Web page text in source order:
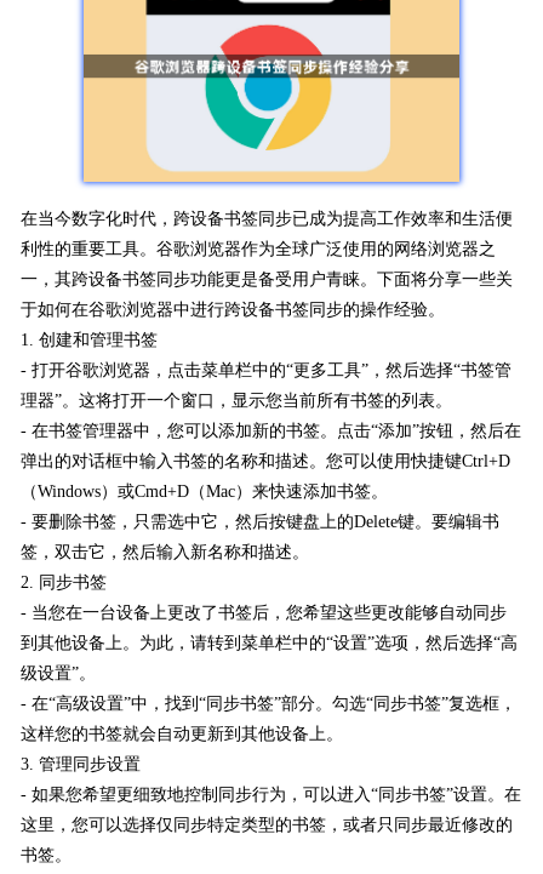
在当今数字化时代，跨设备书签同步已成为提高工作效率和生活便
利性的重要工具。谷歌浏览器作为全球广泛使用的网络浏览器之
一，其跨设备书签同步功能更是备受用户青睐。下面将分享一些关
于如何在谷歌浏览器中进行跨设备书签同步的操作经验。
1. 创建和管理书签
- 打开谷歌浏览器，点击菜单栏中的“更多工具”，然后选择“书签管
理器”。这将打开一个窗口，显示您当前所有书签的列表。
- 在书签管理器中，您可以添加新的书签。点击“添加”按钮，然后在
弹出的对话框中输入书签的名称和描述。您可以使用快捷键Ctrl+D
（Windows）或Cmd+D（Mac）来快速添加书签。
- 要删除书签，只需选中它，然后按键盘上的Delete键。要编辑书
签，双击它，然后输入新名称和描述。
2. 同步书签
- 当您在一台设备上更改了书签后，您希望这些更改能够自动同步
到其他设备上。为此，请转到菜单栏中的“设置”选项，然后选择“高
级设置”。
- 在“高级设置”中，找到“同步书签”部分。勾选“同步书签”复选框，
这样您的书签就会自动更新到其他设备上。
3. 管理同步设置
- 如果您希望更细致地控制同步行为，可以进入“同步书签”设置。在
这里，您可以选择仅同步特定类型的书签，或者只同步最近修改的
书签。